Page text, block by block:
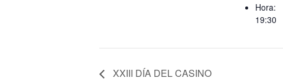
Hora:
19:30
XXIII DÍA DEL CASINO